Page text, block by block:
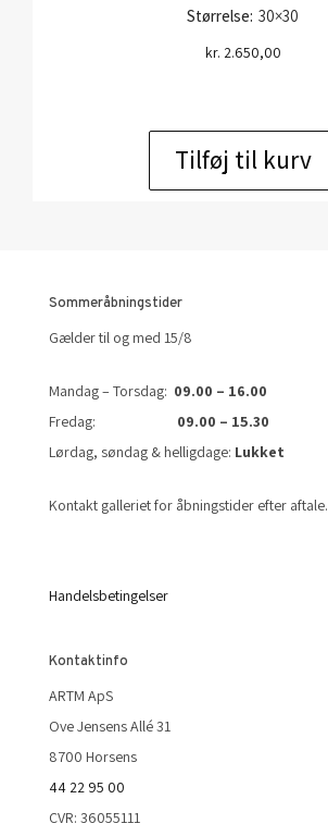
Størrelse: 30×30
kr. 2.650,00
Tilføj til kurv
Sommeråbningstider
Gælder til og med 15/8
Mandag – Torsdag: 09.00 – 16.00
Fredag: 09.00 – 15.30
Lørdag, søndag & helligdage: Lukket
Kontakt galleriet for åbningstider efter aftale.
Handelsbetingelser
Kontaktinfo
ARTM ApS
Ove Jensens Allé 31
8700 Horsens
44 22 95 00
CVR: 36055111